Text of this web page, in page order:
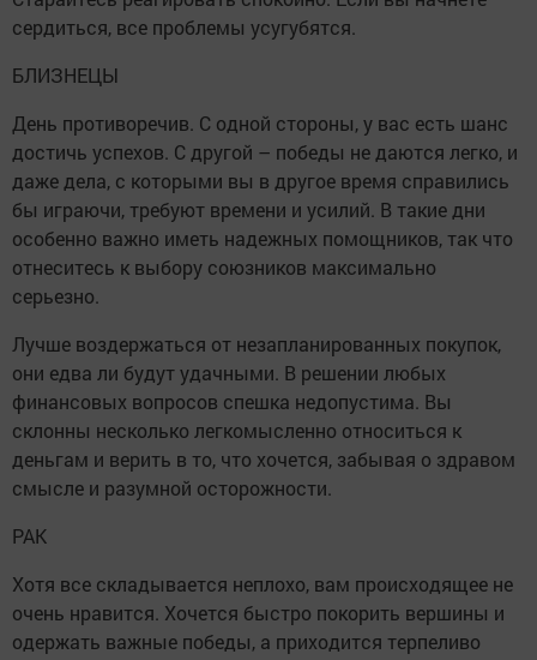
сердиться, все проблемы усугубятся.
БЛИЗНЕЦЫ
День противоречив. С одной стороны, у вас есть шанс
достичь успехов. С другой – победы не даются легко, и
даже дела, с которыми вы в другое время справились
бы играючи, требуют времени и усилий. В такие дни
особенно важно иметь надежных помощников, так что
отнеситесь к выбору союзников максимально
серьезно.
Лучше воздержаться от незапланированных покупок,
они едва ли будут удачными. В решении любых
финансовых вопросов спешка недопустима. Вы
склонны несколько легкомысленно относиться к
деньгам и верить в то, что хочется, забывая о здравом
смысле и разумной осторожности.
РАК
Хотя все складывается неплохо, вам происходящее не
очень нравится. Хочется быстро покорить вершины и
одержать важные победы, а приходится терпеливо